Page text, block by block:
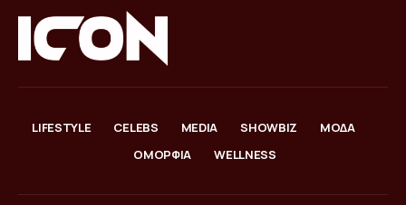
LIFESTYLE CELEBS MEDIA SHOWBIZ
ΜΟΔΑ
ΟΜΟΡΦΙΑ
WELLNESS